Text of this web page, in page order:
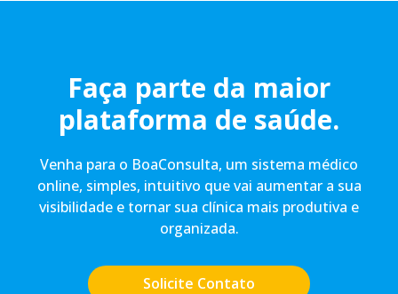
Faça parte da maior
plataforma de saúde.
Venha para o BoaConsulta, um sistema médico
online, simples, intuitivo que vai aumentar a sua
visibilidade e tornar sua clínica mais produtiva e
organizada.
Solicite Contato